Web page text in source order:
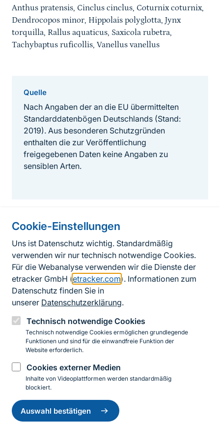
Cookie-Einstellungen
Uns ist Datenschutz wichtig. Standardmäßig
verwenden wir nur technisch notwendige Cookies.
Für die Webanalyse verwenden wir die Dienste der
etracker GmbH (etracker.com ). Informationen zum
Datenschutz finden Sie in
unserer Datenschutzerklärung.
Technisch notwendige Cookies
Technisch notwendige Cookies ermöglichen grundlegende
Funktionen und sind für die einwandfreie Funktion der
Website erforderlich.
Cookies externer Medien
Inhalte von Videoplattformen werden standardmäßig
blockiert.
Auswahl bestätigen
Einwilligung
zurückziehen
Anthus pratensis, Cinclus cinclus, Coturnix coturnix,
Dendrocopos minor, Hippolais polyglotta, Jynx
torquilla, Rallus aquaticus, Saxicola rubetra,
Tachybaptus ruficollis, Vanellus vanellus
Quelle
Nach Angaben der an die EU übermittelten
Standarddatenbögen Deutschlands (Stand:
2019). Aus besonderen Schutzgründen
enthalten die zur Veröffentlichung
freigegebenen Daten keine Angaben zu
sensiblen Arten.
Informationen zur Seite
FußzeileKontakt zum BfN
Kontaktformular
Erklärung zur Barrierefreiheit
Impressum
Datenschutz
InstagramFacebookYouTubeLinkedIn
© 2026 Bundesamt für Naturschutz